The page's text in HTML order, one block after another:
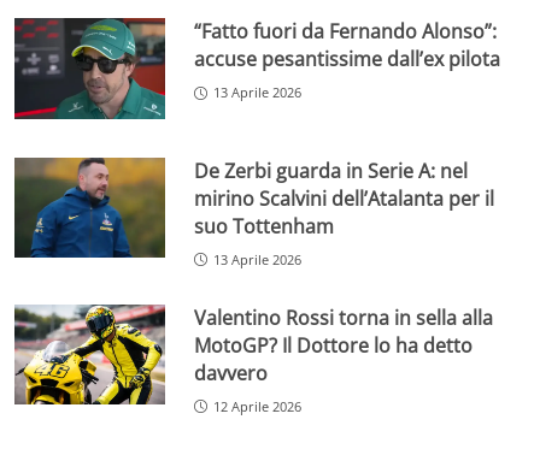
“Fatto fuori da Fernando Alonso”:
accuse pesantissime dall’ex pilota
13 Aprile 2026
De Zerbi guarda in Serie A: nel
mirino Scalvini dell’Atalanta per il
suo Tottenham
13 Aprile 2026
Valentino Rossi torna in sella alla
MotoGP? Il Dottore lo ha detto
davvero
12 Aprile 2026